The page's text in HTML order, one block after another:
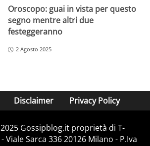
Oroscopo: guai in vista per questo
segno mentre altri due
festeggeranno
2 Agosto 2025
Disclaimer Privacy Policy
Gossipblog.it proprietà di T-
Viale Sarca 336 20126 Milano - P.Iva